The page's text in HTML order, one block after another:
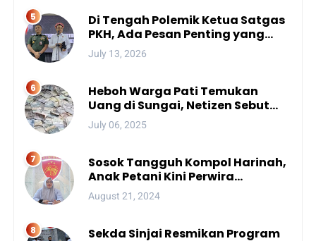
Di Tengah Polemik Ketua Satgas
PKH, Ada Pesan Penting yang
Ditegaskan ke Publik
July 13, 2026
Heboh Warga Pati Temukan
Uang di Sungai, Netizen Sebut
Fenomena Aneh
July 06, 2025
Sosok Tangguh Kompol Harinah,
Anak Petani Kini Perwira
Menengah Polda Sulsel
August 21, 2024
Sekda Sinjai Resmikan Program